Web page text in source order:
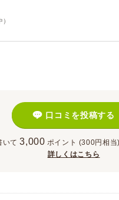
）
口コミを投稿する
いて 3,000 ポイント (300円相当)
詳しくはこちら